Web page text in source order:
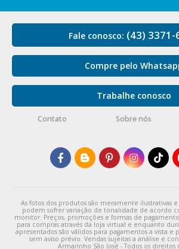
Fale conosco: (43) 3371-
Compre pelo
Trabalhe conosco
Contato Sobre nós
As fotos dos produtos são meramente ilustrativas e
podem sofrer variação de tonalidade de acordo
monitor. Preços, promoções e formas de
para compras através da loja virtual e enquanto
apresentados são válidos para pagamentos a vista e
sem aviso prévio. Vendas sujeitas a análise e
Armarinho São José - Todos os direitos